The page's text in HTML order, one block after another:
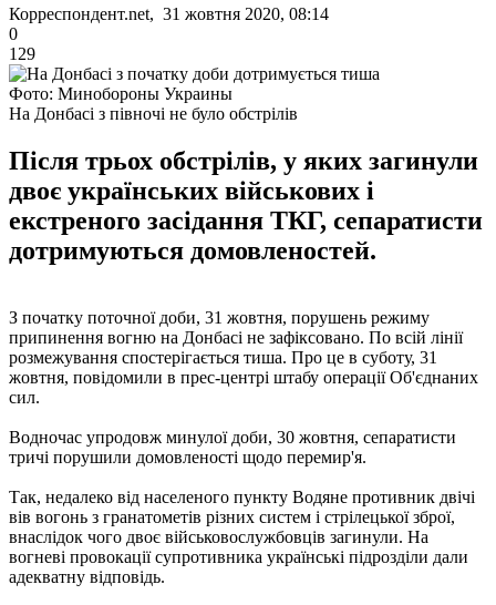
Корреспондент.net, 31 жовтня 2020, 08:14
0
129
Фото: Минобороны Украины
На Донбасі з півночі не було обстрілів
Після трьох обстрілів, у яких загинули
двоє українських військових і
екстреного засідання ТКГ, сепаратисти
дотримуються домовленостей.
З початку поточної доби, 31 жовтня, порушень режиму
припинення вогню на Донбасі не зафіксовано. По всій лінії
розмежування спостерігається тиша. Про це в суботу, 31
жовтня, повідомили в прес-центрі штабу операції Об'єднаних
сил.
Водночас упродовж минулої доби, 30 жовтня, сепаратисти
тричі порушили домовленості щодо перемир'я.
Так, недалеко від населеного пункту Водяне противник двічі
вів вогонь з гранатометів різних систем і стрілецької зброї,
внаслідок чого двоє військовослужбовців загинули. На
вогневі провокації супротивника українські підрозділи дали
адекватну відповідь.